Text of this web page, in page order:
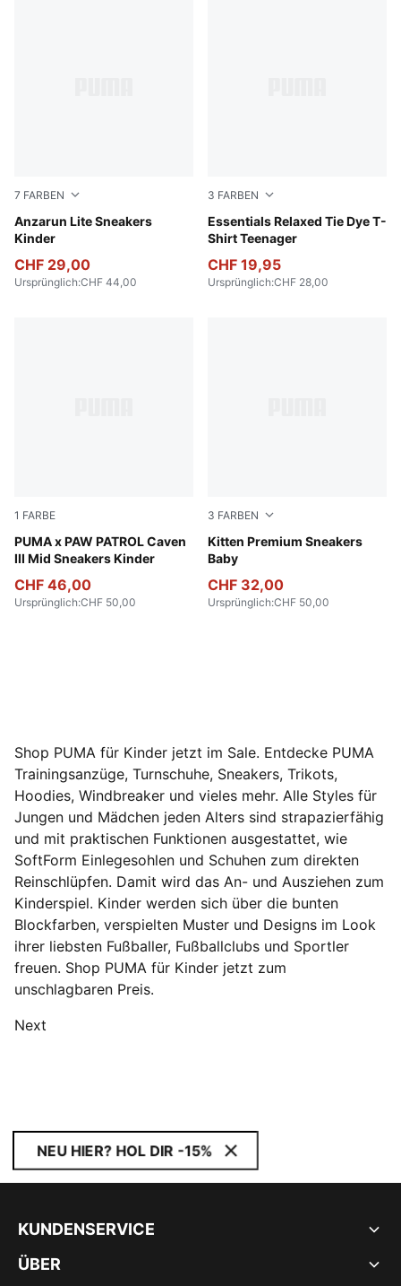
7 FARBEN
Anzarun Lite Sneakers
Kinder
PUMA Black-PUMA White
CHF 29,00
Ursprünglich:CHF 44,00
3 FARBEN
Essentials Relaxed Tie Dye T-
Shirt Teenager
Emerald Ice
CHF 19,95
Ursprünglich:CHF 28,00
1 FARBE
PUMA x PAW PATROL Caven
III Mid Sneakers Kinder
PUMA Black-PUMA White-For All Time Red
CHF 46,00
Ursprünglich:CHF 50,00
3 FARBEN
Kitten Premium Sneakers
Baby
For All Time Red-PUMA
CHF 32,00
Ursprünglich:CHF 50,00
Shop PUMA für Kinder jetzt im Sale. Entdecke PUMA
Trainingsanzüge, Turnschuhe, Sneakers, Trikots,
Hoodies, Windbreaker und vieles mehr. Alle Styles für
Jungen und Mädchen jeden Alters sind strapazierfähig
und mit praktischen Funktionen ausgestattet, wie
SoftForm Einlegesohlen und Schuhen zum direkten
Reinschlüpfen. Damit wird das An- und Ausziehen zum
Kinderspiel. Kinder werden sich über die bunten
Blockfarben, verspielten Muster und Designs im Look
ihrer liebsten Fußballer, Fußballclubs und Sportler
freuen. Shop PUMA für Kinder jetzt zum
unschlagbaren Preis.
Next
NEU HIER? HOL DIR -15%
KUNDENSERVICE
ÜBER